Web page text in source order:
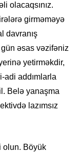
olacaqsınız.
girməməyə
davranış
əsas vəzifəniz
yetirməkdir,
adi addımlarla
Belə yanaşma
lazımsız
olun. Böyük